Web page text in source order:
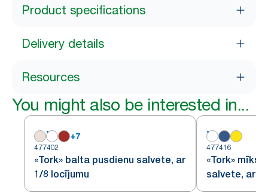
Product specifications
Delivery details
Resources
You might also be interested in...
+7
477402
«Tork» balta pusdienu salvete, ar
1/8 locījumu
477416
«Tork»
salvete, ar